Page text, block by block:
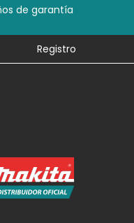
de garantía
Registro